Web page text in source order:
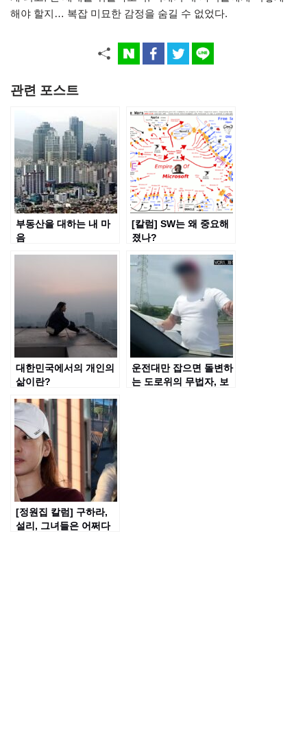
해야 할지… 복잡 미묘한 감정을 숨길 수 없었다.
관련 포스트
부동산을 대하는 내 마
음
[칼럼] SW는 왜 중요해
졌나?
대한민국에서의 개인의
삶이란?
운전대만 잡으면 돌변하
는 도로위의 무법자, 보
[정원집 칼럼] 구하라,
설리, 그녀들은 어쩌다